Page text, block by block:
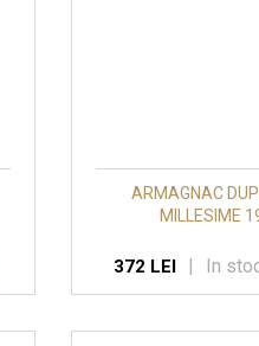
ARMAGNAC
MILLESIME
372 LEI In